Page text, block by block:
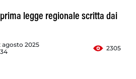
legge regionale scritta dai
agosto 2025
2305